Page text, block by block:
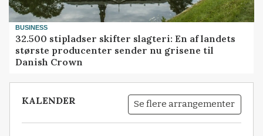
BUSINESS
32.500 stipladser skifter slagteri: En af landets
største producenter sender nu grisene til
Danish Crown
KALENDER Se flere arrangementer